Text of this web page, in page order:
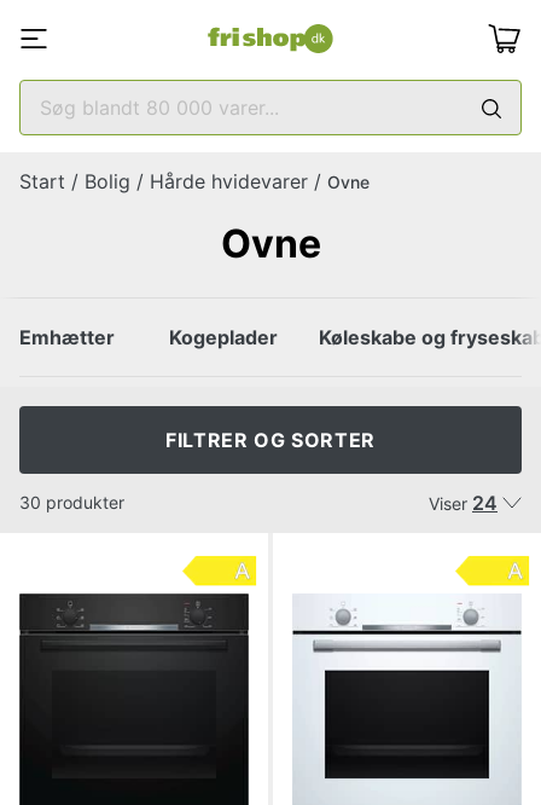
Start / Bolig / Hårde hvidevarer / Ovne
Ovne
Emhætter Kogeplader Køleskabe og
FILTRER OG SORTER
30 produkter Viser 24